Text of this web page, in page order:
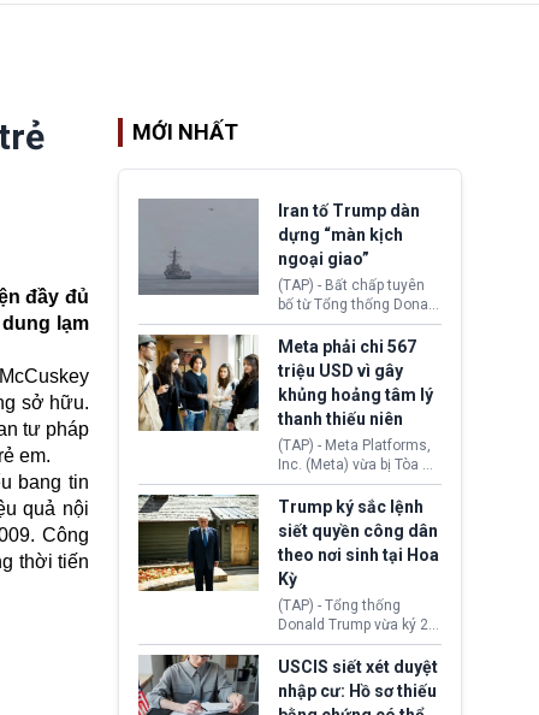
đầy đủ
lạm
sở hữu.
tư pháp
em.
bang tin
quả nội
Công
thời tiến
MỚI NHẤT
Iran tố Trump dàn
dựng “màn kịch
ngoại giao”
(TAP) - Bất chấp tuyên
bố từ Tổng thống Donald
Trump về tiến trình đàm
phán hòa bình, Iran
khẳng định chưa có bất
kỳ thỏa thuận nào.
Tehran cho rằng, Hoa Kỳ
chỉ đang dàn dựng “màn
kịch ngoại giao” để xoa
dịu căng thẳng.
Meta phải chi 567
triệu USD vì gây
khủng hoảng tâm lý
thanh thiếu niên
(TAP) - Meta Platforms,
Inc. (Meta) vừa bị Tòa án
bang New Mexico yêu
cầu đóng góp 567 triệu
USD vào một quỹ khắc
phục hậu quả. Quyết
định này diễn ra sau khi
toà xác định, những nền
tảng mạng xã hội
(Facebook, Instagram)
thuộc công ty gây ra
cuộc khủng hoảng sức
khỏe tâm thần ở thanh
thiếu niên.
Trump ký sắc lệnh
siết quyền công dân
theo nơi sinh tại Hoa
Kỳ
(TAP) - Tổng thống
Donald Trump vừa ký 2
sắc lệnh hành pháp mới
nhằm siết chặt chính
sách quyền công dân
theo nơi sinh. Động thái
USCIS siết xét duyệt
nhập cư: Hồ sơ thiếu